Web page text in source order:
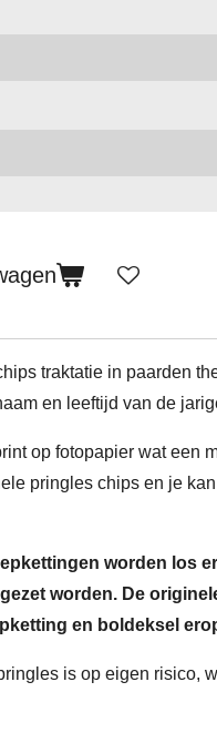
traktatie in paarden
en leeftijd van de
op fotopapier wat een
pringles chips en je
worden los
worden. De
en boldeksel
is op eigen risico,